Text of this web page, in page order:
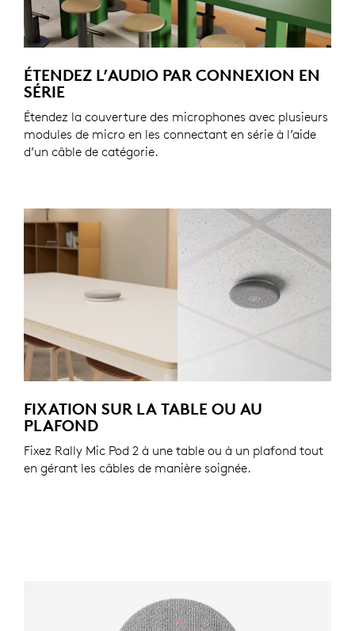
ÉTENDEZ L’AUDIO PAR CONNEXION EN
SÉRIE
Étendez la couverture des microphones avec plusieurs
modules de micro en les connectant en série à l’aide
d’un câble de catégorie.
FIXATION SUR LA TABLE OU AU
PLAFOND
Fixez Rally Mic Pod 2 à une table ou à un plafond tout
en gérant les câbles de manière soignée.